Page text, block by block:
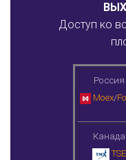
Доступ ко
Россия
Moex/
Канада
TSE